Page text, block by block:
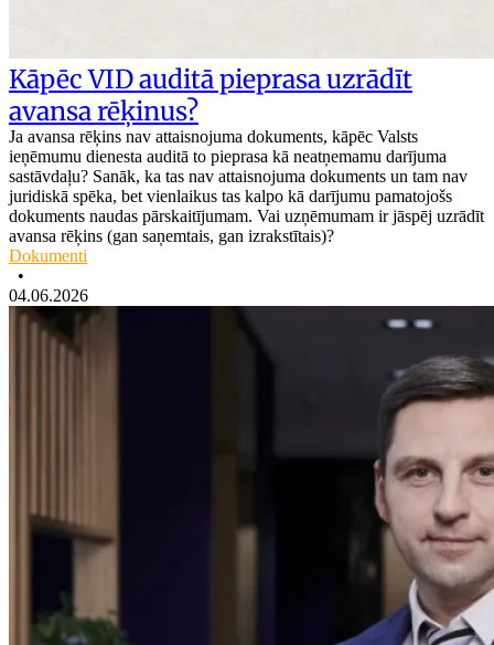
Kāpēc VID auditā pieprasa uzrādīt
avansa rēķinus?
Ja avansa rēķins nav attaisnojuma dokuments, kāpēc Valsts
ieņēmumu dienesta auditā to pieprasa kā neatņemamu darījuma
sastāvdaļu? Sanāk, ka tas nav attaisnojuma dokuments un tam nav
juridiskā spēka, bet vienlaikus tas kalpo kā darījumu pamatojošs
dokuments naudas pārskaitījumam. Vai uzņēmumam ir jāspēj uzrādīt
avansa rēķins (gan saņemtais, gan izrakstītais)?
Dokumenti
•
04.06.2026